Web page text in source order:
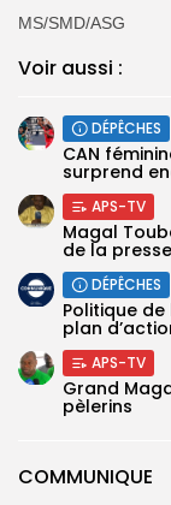
COMMUNIQUE
MS/SMD/ASG
Voir aussi :
DÉPÊCHES
‎CAN
surprend
APS-TV
Magal
de la
DÉPÊCHES
Politique de
plan
APS-TV
Grand
pèlerins